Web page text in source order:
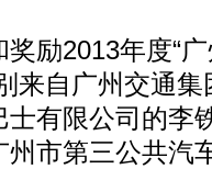
2013年度“广
来自广州交通
有限公司的李
市第三公共汽